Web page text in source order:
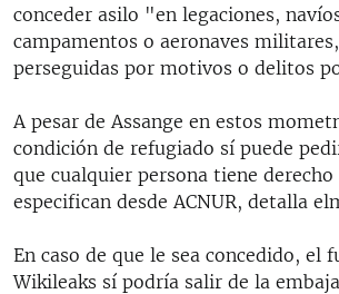
conceder asilo "en legaciones,
campamentos o aeronaves
perseguidas por motivos o delitos
A pesar de Assange en estos
condición de refugiado sí puede
que cualquier persona tiene
especifican desde ACNUR, detalla
En caso de que le sea concedido, el
Wikileaks sí podría salir de la